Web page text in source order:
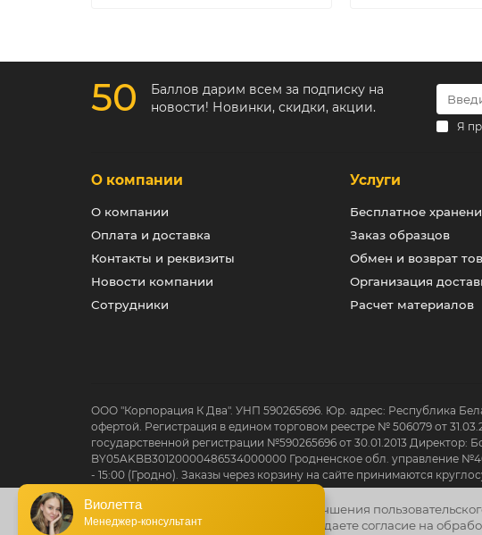
Сайт использует файлы cookie для улучшения
рекомендаций. Нажав «Принять», вы даете согласие на
50
Баллов дарим всем за подписку на
новости! Новинки, скидки, акции.
Я
О компании
О компании
Оплата и доставка
Контакты и реквизиты
Новости компании
Сотрудники
Услуги
Бесплатное
Заказ образцов
Обмен и возврат
Организация
Расчет материалов
ООО "Корпорация К Два". УНП 590265696. Юр. адрес: Республика
офертой. Регистрация в едином торговом реестре № 506079 от
государственной регистрации №590265696 от 30.01.2013
BY05AKBB30120000486534000000 Гродненское обл. управление
- 15:00 (Гродно). Заказы через корзину на сайте принимаются
Виолетта
Менеджер-консультант